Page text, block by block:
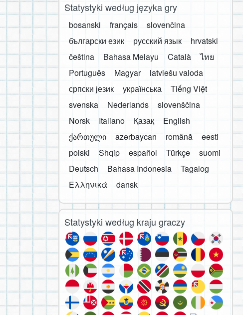
Statystyki według języka gry
bosanski français
slovenčina
български език
русский язык
hrvatski
čeština
Bahasa Melayu Català
ไทย
Português
Magyar
latviešu valoda
српски језик
українська
Tiếng Việt
svenska
Nederlands
slovenščina
Norsk
Italiano Қазақ
English
ქართული
azərbaycan română
eesti
polski
Shqip español Türkçe
suomi
Deutsch
Bahasa Indonesia
Tagalog
Ελληνικά
dansk
Statystyki według kraju graczy